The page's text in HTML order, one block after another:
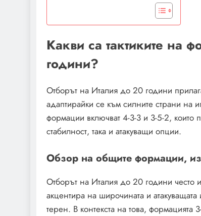
Какви са тактиките на
години?
Отборът на Италия до 20 години
адаптирайки се към силните страни на
формации включват 4-3-3 и 3-5-2, които
стабилност, така и атакуващи опции.
Обзор на общите формации,
Отборът на Италия до 20 години често
акцентира на широчината и
терен. В контекста на това,